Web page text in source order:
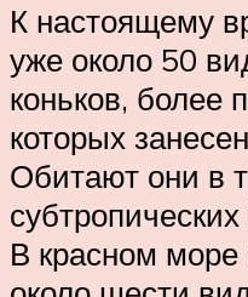
К настоящему
уже около 50
коньков, более
которых
Обитают они в
В красном